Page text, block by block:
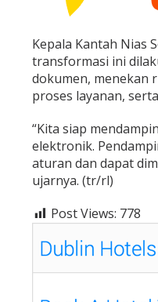
Kepala Kantah Nias
transformasi ini
dokumen, menekan
proses layanan,
“Kita siap
elektronik.
aturan dan dapat
ujarnya. (tr/rl)
Post Views: 778